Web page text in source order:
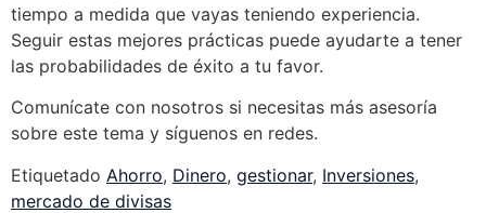
tiempo a medida que vayas teniendo experiencia.
Seguir estas mejores prácticas puede ayudarte a tener
las probabilidades de éxito a tu favor.
Comunícate con nosotros si necesitas más asesoría
sobre este tema y síguenos en redes.
Etiquetado Ahorro, Dinero, gestionar, Inversiones,
mercado de divisas